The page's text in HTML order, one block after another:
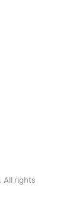
All rights